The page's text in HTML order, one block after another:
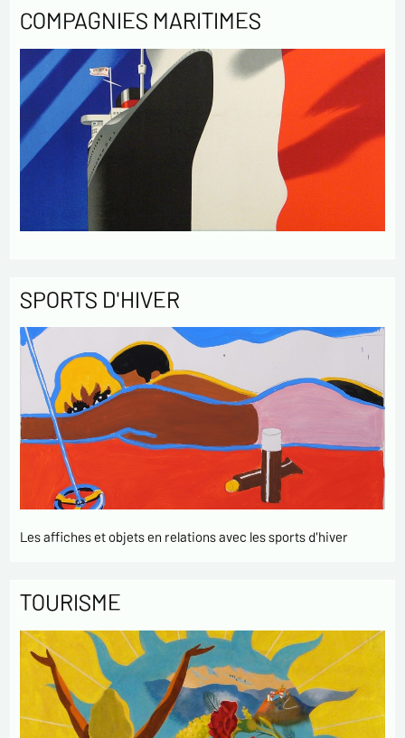
COMPAGNIES MARITIMES
SPORTS D'HIVER
Les affiches et objets en relations avec les sports d'hiver
TOURISME